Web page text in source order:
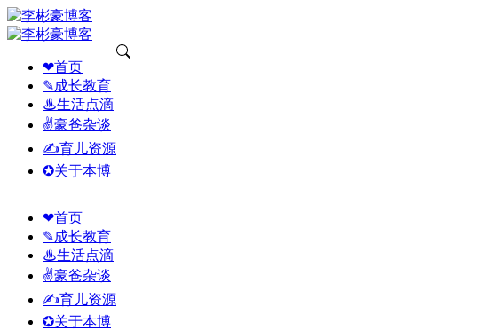
❤首页
✎成长教育
♨生活点滴
✌豪爸杂谈
✍育儿资源
✪关于本博
❤首页
✎成长教育
♨生活点滴
✌豪爸杂谈
✍育儿资源
✪关于本博